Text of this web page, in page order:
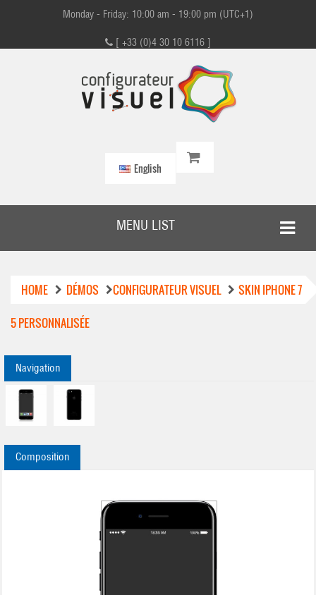
Monday - Friday: 10:00 am - 19:00 pm (UTC+1)
[ +33 (0)4 30 10 6116 ]
English
MENU LIST
HOME DÉMOS CONFIGURATEUR VISUEL
SKIN IPHONE 7
5 PERSONNALISÉE
Navigation
Composition